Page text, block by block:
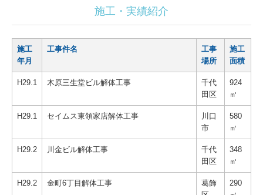
施工・実績紹介
施工
年月
工事件名
工事
場所
施工
面積
H29.1 木原三生堂ビル解体工事
千代
田区
924
㎡
H29.1 セイムス東領家店解体工事
川口
市
580
㎡
H29.2 川金ビル解体工事
千代
田区
348
㎡
H29.2 金町6丁目解体工事
葛飾
290